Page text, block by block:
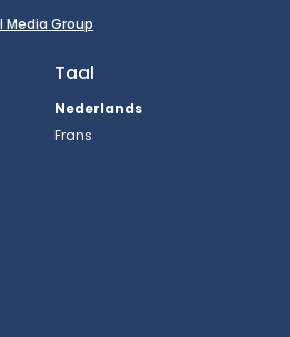
Media Group
Taal
Nederlands
Frans